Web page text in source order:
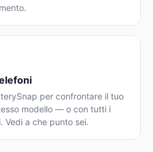
per confrontare il tuo
modello — o con tutti i
Vedi a che punto sei.